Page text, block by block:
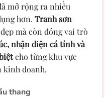
mở rộng ra nhiều
hơn. Tranh sơn
mà còn đóng vai trò
nhận diện cá tính và
cho từng khu vực
kinh doanh.
thang